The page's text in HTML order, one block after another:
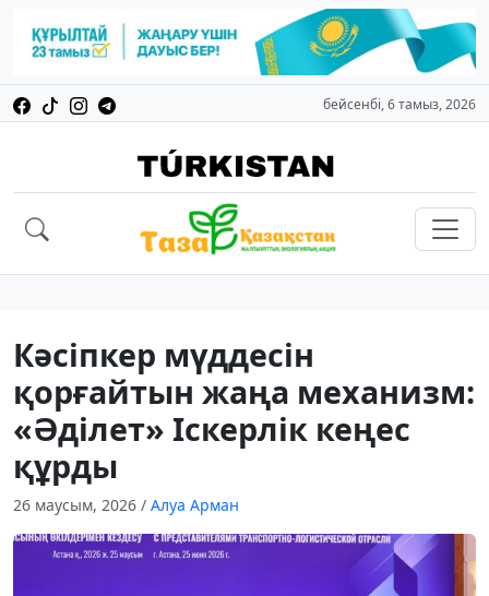
бейсенбі, 6 тамыз, 2026
Кәсіпкер мүддесін
қорғайтын жаңа механизм:
«Əділет» Іскерлік кеңес
құрды
26 маусым, 2026 / Алуа Арман